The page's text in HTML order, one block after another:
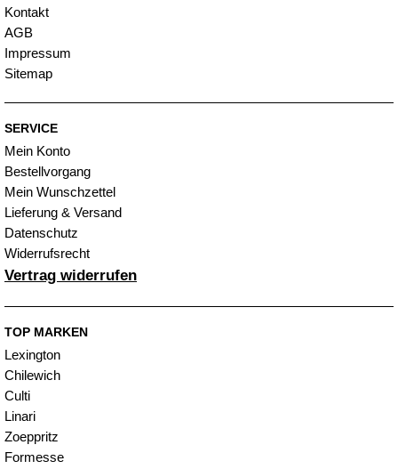
Kontakt
AGB
Impressum
Sitemap
SERVICE
Mein Konto
Bestellvorgang
Mein Wunschzettel
Lieferung & Versand
Datenschutz
Widerrufsrecht
Vertrag widerrufen
TOP MARKEN
Lexington
Chilewich
Culti
Linari
Zoeppritz
Formesse